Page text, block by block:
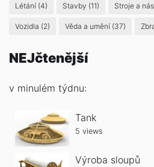
Létání (4) Stavby (11) Stroje a
Vozidla (2) Věda a umění (37)
NEJčtenější
v minulém týdnu:
Tank
5 views
Výroba sloupů